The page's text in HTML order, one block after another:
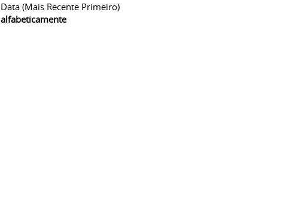
Data (mais Recente Primeiro)
alfabeticamente